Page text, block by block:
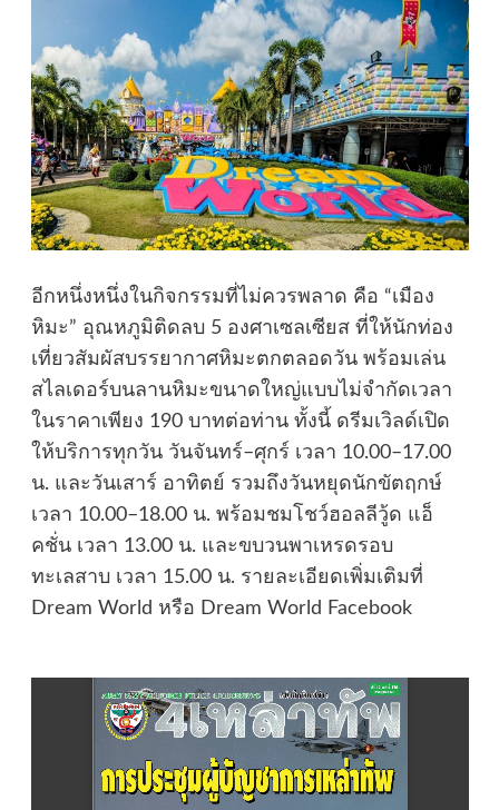
อีกหนึ่งหนึ่งในกิจกรรมที่ไม่ควรพลาด คือ “เมือง
หิมะ” อุณหภูมิติดลบ 5 องศาเซลเซียส ที่ให้นักท่อง
เที่ยวสัมผัสบรรยากาศหิมะตกตลอดวัน พร้อมเล่น
สไลเดอร์บนลานหิมะขนาดใหญ่แบบไม่จำกัดเวลา
ในราคาเพียง 190 บาทต่อท่าน ทั้งนี้ ดรีมเวิลด์เปิด
ให้บริการทุกวัน วันจันทร์–ศุกร์ เวลา 10.00–17.00
น. และวันเสาร์ อาทิตย์ รวมถึงวันหยุดนักขัตฤกษ์
เวลา 10.00–18.00 น. พร้อมชมโชว์ฮอลลีวู้ด แอ็
คชั่น เวลา 13.00 น. และขบวนพาเหรดรอบ
ทะเลสาบ เวลา 15.00 น. รายละเอียดเพิ่มเติมที่
Dream World หรือ Dream World Facebook